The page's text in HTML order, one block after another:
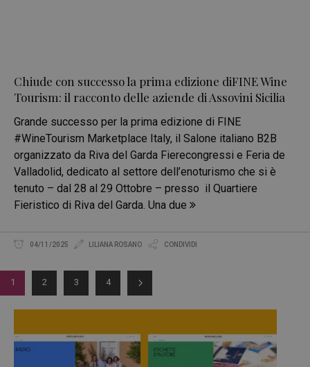
Chiude con successo la prima edizione diFINE Wine
Tourism: il racconto delle aziende di Assovini Sicilia
Grande successo per la prima edizione di FINE
#WineTourism Marketplace Italy, il Salone italiano B2B
organizzato da Riva del Garda Fierecongressi e Feria de
Valladolid, dedicato al settore dell’enoturismo che si è
tenuto – dal 28 al 29 Ottobre – presso il Quartiere
Fieristico di Riva del Garda. Una due
04/11/2025 LILIANA ROSANO CONDIVIDI
1 2 3 4